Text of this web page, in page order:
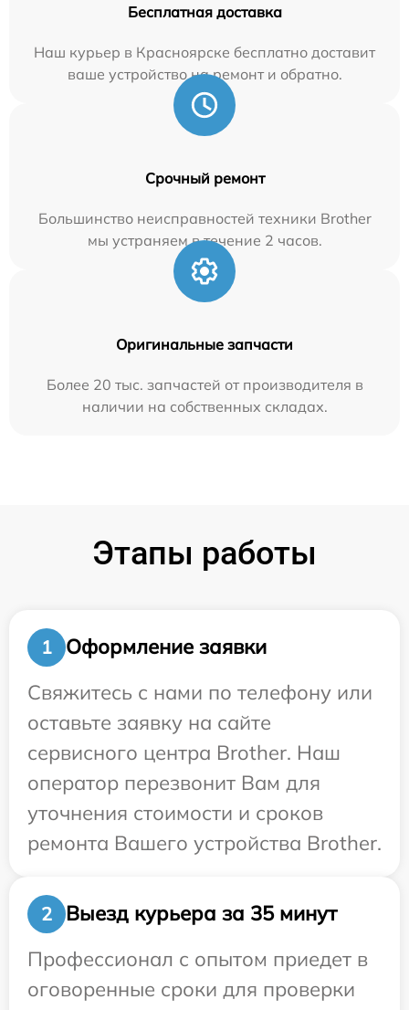
Бесплатная доставка
Наш курьер в Красноярске бесплатно доставит
ваше устройство на ремонт и обратно.
Срочный ремонт
Большинство неисправностей техники Brother
мы устраняем в течение 2 часов.
Оригинальные запчасти
Более 20 тыс. запчастей от производителя в
наличии на собственных складах.
Этапы работы
1
Оформление заявки
Свяжитесь с нами по телефону или
оставьте заявку на сайте
сервисного центра Brother. Наш
оператор перезвонит Вам для
уточнения стоимости и сроков
ремонта Вашего устройства Brother.
2
Выезд курьера за 35 минут
Профессионал с опытом приедет в
оговоренные сроки для проверки